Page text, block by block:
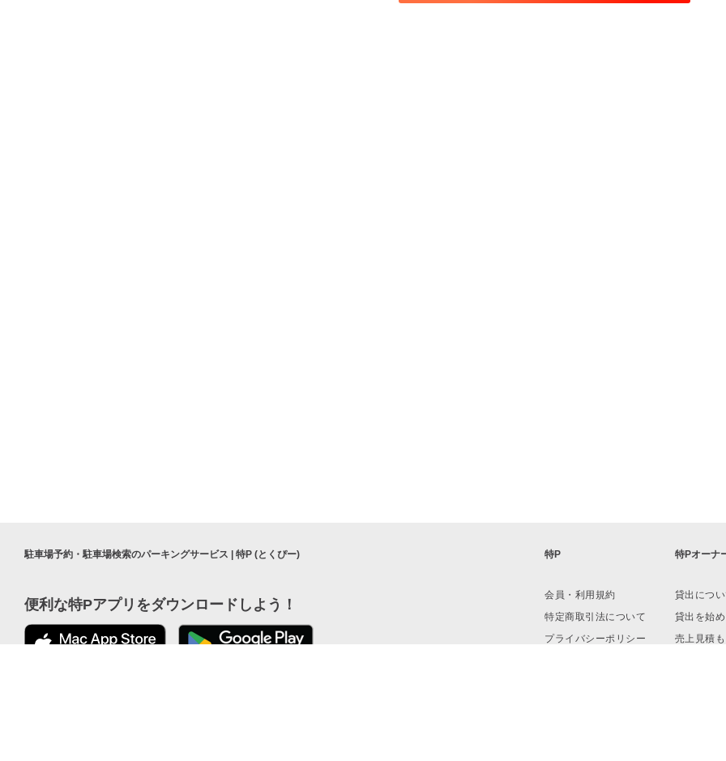
駐車場予約・駐車場検索のパーキングサービス | 特P (とくぴー)
便利な特Pアプリをダウンロードしよう！
特P
会員・利用規約
特定商取引法について
プライバシーポリシー
特Pオーナ
貸出につ
貸出を始
売上見積